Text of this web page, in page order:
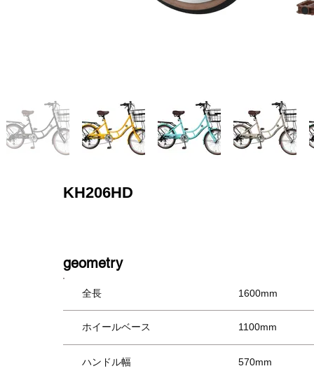
KH206HD
​geometry
全長 1600mm
ホイールベース 1100mm
ハンドル幅 570mm